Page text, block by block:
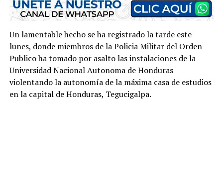
Un lamentable hecho se ha registrado la tarde este
lunes, donde miembros de la Policia Militar del Orden
Publico ha tomado por asalto las instalaciones de la
Universidad Nacional Autonoma de Honduras
violentando la autonomía de la máxima casa de estudios
en la capital de Honduras, Tegucigalpa.